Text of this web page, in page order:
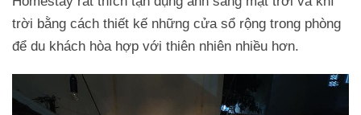
trời bằng cách thiết kế những cửa sổ rộng trong phòng
để du khách hòa hợp với thiên nhiên nhiều hơn.